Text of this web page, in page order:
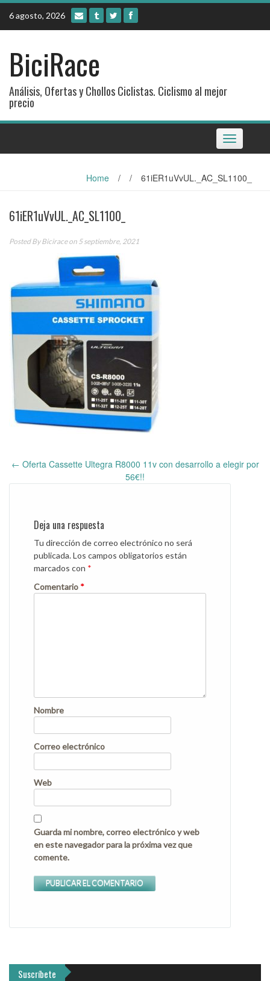
Skip
content
6 agosto, 2026
BiciRace
Análisis, Ofertas y Chollos Ciclistas. Ciclismo al mejor
precio
Toggle
navigation
Home / / 61iER1uVvUL._AC_SL1100_
61iER1uVvUL._AC_SL1100_
Posted ByBiciraceon 5 septiembre, 2021
navigation
← Oferta Cassette Ultegra R8000 11v con desarrollo a elegir por
56€!!
Deja una respuesta
Tu dirección de correo electrónico no será
publicada.Los campos obligatorios están
marcados con *
Comentario *
Nombre
Correo electrónico
Web
Guarda mi nombre, correo electrónico y web
en este navegador para la próxima vez que
comente.
Suscríbete